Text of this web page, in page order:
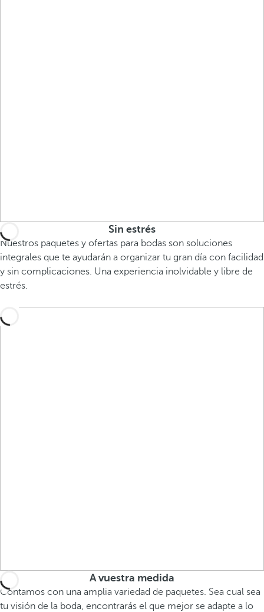
Sin estrés
Nuestros paquetes y ofertas para bodas son soluciones
integrales que te ayudarán a organizar tu gran día con facilidad
y sin complicaciones. Una experiencia inolvidable y libre de
estrés.
A vuestra medida
Contamos con una amplia variedad de paquetes. Sea cual sea
tu visión de la boda, encontrarás el que mejor se adapte a lo